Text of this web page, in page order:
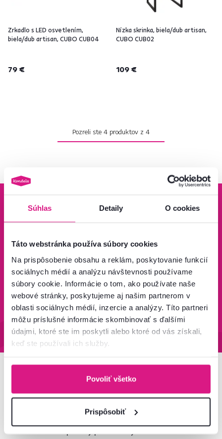
Súhlas Detaily O cookies
Táto webstránka používa súbory cookies
Na prispôsobenie obsahu a reklám, poskytovanie funkcií
sociálnych médií a analýzu návštevnosti používame
súbory cookie. Informácie o tom, ako používate naše
webové stránky, poskytujeme aj našim partnerom v
oblasti sociálnych médií, inzercie a analýzy. Títo partneri
môžu príslušné informácie skombinovať s ďalšími
údajmi, ktoré ste im poskytli alebo ktoré od vás získali,
keď ste používali ich služby.
Povoliť všetko
Prispôsobiť
Zrkadlo s LED osvetlením,
biela/dub artisan, CUBO CUB04
79 €
Nízka skrinka, biela/dub artisan,
CUBO CUB02
109 €
Pozreli ste 4 produktov z 4
Zistiť viac
zadarmo
Zisti viac
95 % tovaru na sklade
Zistiť viac
Vrátenie tovaru do 60 dní
Zistiť viac
Newsletter
Navyše vám budeme posielať inšpirácie a výhodné